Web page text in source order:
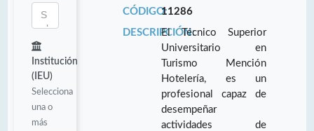
Institución
(IEU)
Selecciona
una o
más
CÓDIGO:11286
DESCRIPCIÓN:El Técnico Superior
Universitario en
Turismo Mención
Hotelería, es un
profesional capaz de
desempeñar
actividades de